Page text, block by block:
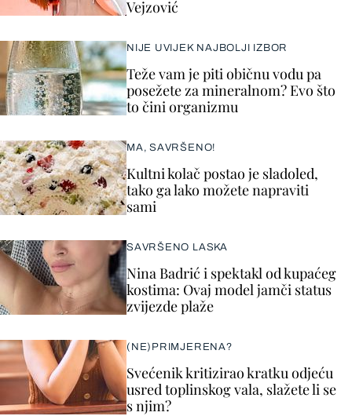
Vejzović
NIJE UVIJEK NAJBOLJI IZBOR
Teže vam je piti običnu vodu pa
posežete za mineralnom? Evo što
to čini organizmu
MA, SAVRŠENO!
Kultni kolač postao je sladoled,
tako ga lako možete napraviti
sami
SAVRŠENO LASKA
Nina Badrić i spektakl od kupaćeg
kostima: Ovaj model jamči status
zvijezde plaže
(NE)PRIMJERENA?
Svećenik kritizirao kratku odjeću
usred toplinskog vala, slažete li se
s njim?